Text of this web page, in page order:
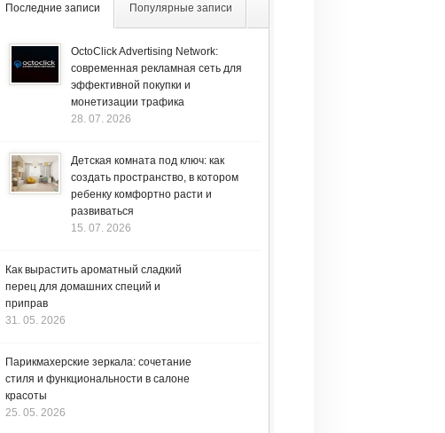
Последние записи Популярные записи
OctoClick Advertising Network:
современная рекламная сеть для
эффективной покупки и
монетизации трафика
28. 07. 2026
Детская комната под ключ: как
создать пространство, в котором
ребенку комфортно расти и
развиваться
15. 07. 2026
Как вырастить ароматный сладкий
перец для домашних специй и
приправ
31. 05. 2026
Парикмахерские зеркала: сочетание
стиля и функциональности в салоне
красоты
25. 05. 2026